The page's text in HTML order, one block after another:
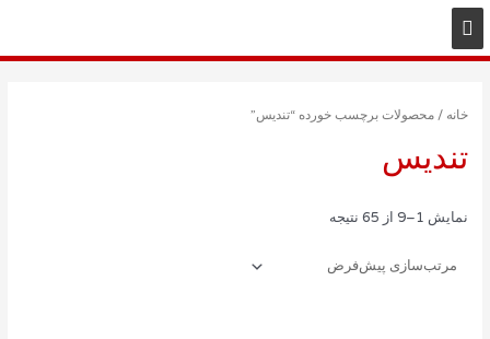
خانه / محصولات برچسب خورده “تندیس”
تندیس
نمایش 1–9 از 65 نتیجه